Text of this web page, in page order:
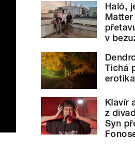
Haló,
Matter
v
Tichá
Klavír
z
Syn